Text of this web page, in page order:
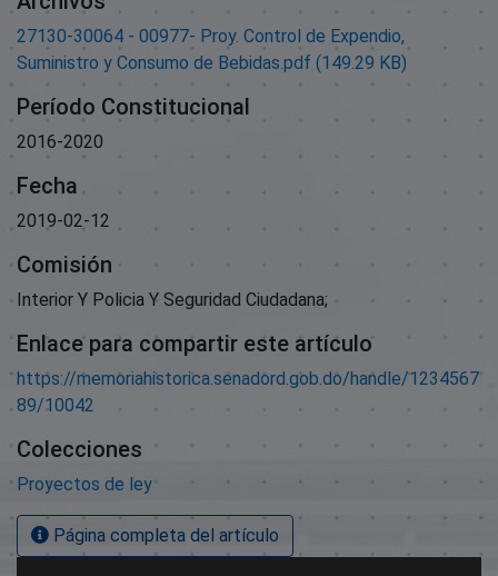
27130-30064 - 00977- Proy. Control de Expendio,
Suministro y Consumo de Bebidas.pdf (149.29 KB)
Período Constitucional
2016-2020
Fecha
2019-02-12
Comisión
Interior Y Policia Y Seguridad Ciudadana;
Enlace para compartir este artículo
https://memoriahistorica.senadord.gob.do/handle/1234567
89/10042
Colecciones
Proyectos de ley
Página completa del artículo